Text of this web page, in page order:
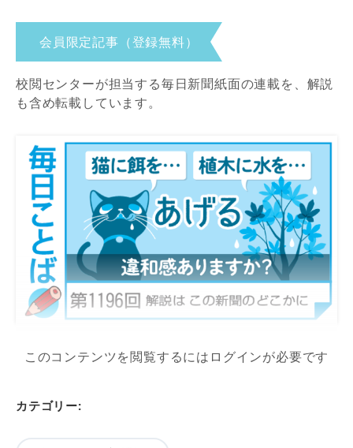
会員限定記事（登録無料）
校閲センターが担当する毎日新聞紙面の連載を、解説
も含め転載しています。
このコンテンツを閲覧するにはログインが必要です
カテゴリー: